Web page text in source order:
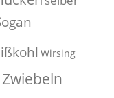
Wirsing
Zwiebeln